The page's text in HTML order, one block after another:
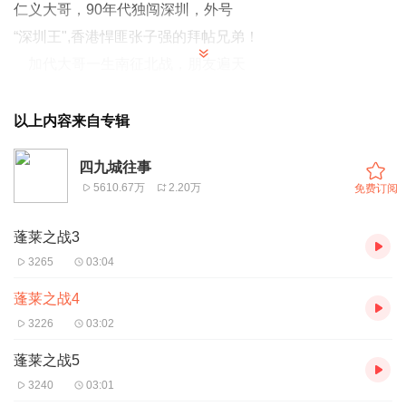
仁义大哥，90年代独闯深圳，外号
“深圳王",香港悍匪张子强的拜帖兄弟！
年代算是四九城江湖的天花板级人物。
听老弟为你讲述加代大哥的传奇一
生，喜欢听的留个关注，每天晚上6点
持续更新！
以上内容来自专辑
四九城往事
5610.67万 2.20万 免费订阅
蓬莱之战3
3265 03:04
蓬莱之战4
3226 03:02
蓬莱之战5
3240 03:01